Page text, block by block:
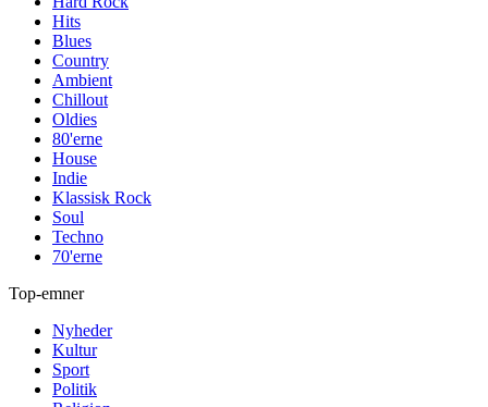
Hits
Blues
Country
Ambient
Chillout
Oldies
80'erne
House
Indie
Klassisk Rock
Soul
Techno
70'erne
Top-emner
Nyheder
Kultur
Sport
Politik